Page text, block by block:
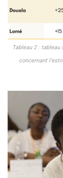
Tableau 2 :
concernant